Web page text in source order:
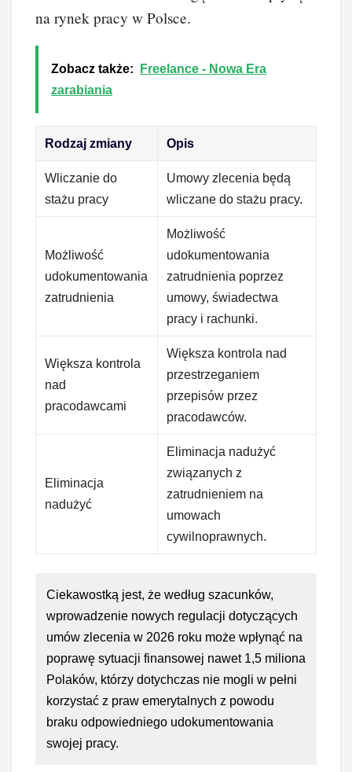
na rynek pracy w Polsce.
Zobacz także:
Freelance - Nowa Era
zarabiania
Rodzaj zmiany Opis
Wliczanie do
stażu pracy
Umowy zlecenia będą
wliczane do stażu pracy.
Możliwość
udokumentowania
zatrudnienia
Możliwość
udokumentowania
zatrudnienia poprzez
umowy, świadectwa
pracy i rachunki.
Większa kontrola
nad
pracodawcami
Większa kontrola nad
przestrzeganiem
przepisów przez
pracodawców.
Eliminacja
nadużyć
Eliminacja nadużyć
związanych z
zatrudnieniem na
umowach
cywilnoprawnych.
Ciekawostką jest, że według szacunków,
wprowadzenie nowych regulacji dotyczących
umów zlecenia w 2026 roku może wpłynąć na
poprawę sytuacji finansowej nawet 1,5 miliona
Polaków, którzy dotychczas nie mogli w pełni
korzystać z praw emerytalnych z powodu
braku odpowiedniego udokumentowania
swojej pracy.